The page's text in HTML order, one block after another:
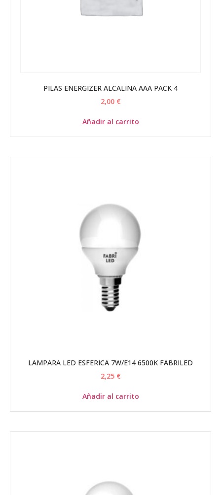
PILAS ENERGIZER ALCALINA AAA PACK 4
2,00 €
Añadir al carrito
LAMPARA LED ESFERICA 7W/E14 6500K FABRILED
2,25 €
Añadir al carrito